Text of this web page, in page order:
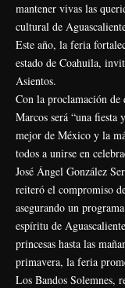
mantener vivas las
cultural de
Este año, la feria
estado de Coahuila,
Asientos.
Con la proclamación de
Marcos será “una
mejor de México y la
todos a unirse en
José Ángel González
reiteró el compromiso
asegurando un
espíritu de
princesas hasta las
primavera, la feria
Los Bandos Solemnes,